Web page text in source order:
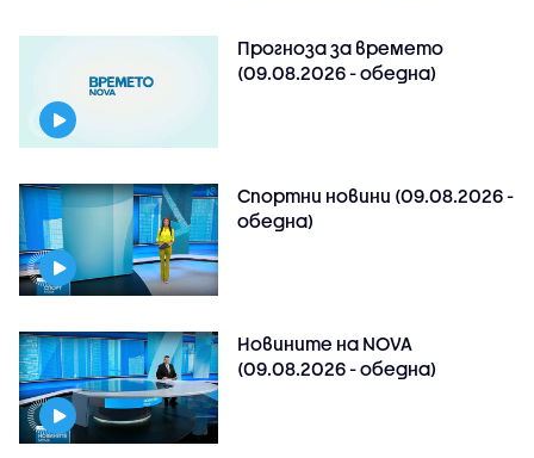
Прогноза за времето
(09.08.2026 - обедна)
Спортни новини (09.08.2026 -
обедна)
Новините на NOVA
(09.08.2026 - обедна)